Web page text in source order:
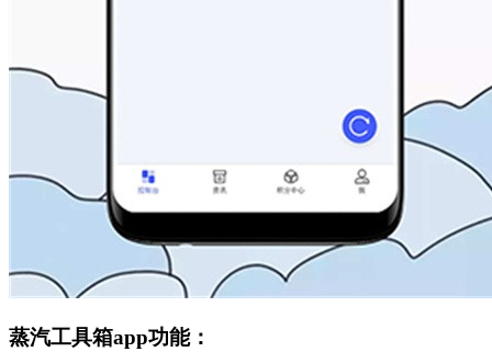
蒸汽工具箱app功能：